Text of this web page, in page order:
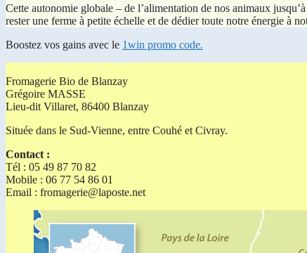
Cette autonomie globale – de l’alimentation de nos animaux
rester une ferme à petite échelle et de dédier toute notre énergie à
Boostez vos gains avec le 1win promo code.
Fromagerie Bio de Blanzay
Grégoire MASSE
Lieu-dit Villaret, 86400 Blanzay
Située dans le Sud-Vienne, entre Couhé et Civray.
Contact :
Tél : 05 49 87 70 82
Mobile : 06 77 54 86 01
Email : fromagerie@laposte.net